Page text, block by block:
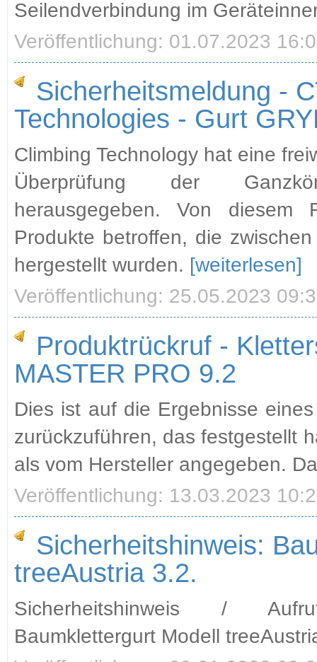
Seilendverbindung im
Veröffentlichung: 01.07.2023
Sicherheitsmeldung -
Technologies - Gurt
Climbing Technology hat eine
Überprüfung der
herausgegeben. Von diesem
Produkte betroffen, die
hergestellt wurden. [weiterlesen]
Veröffentlichung: 25.05.2023
Produktrückruf -
MASTER PRO 9.2
Dies ist auf die Ergebnisse
zurückzuführen, das festgestellt
als vom Hersteller angegeben.
Veröffentlichung: 13.03.2023
Sicherheitshinweis:
treeAustria 3.2.
Sicherheitshinweis /
Baumklettergurt Modell